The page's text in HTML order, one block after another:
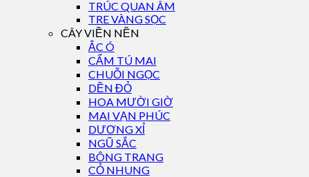
TRÚC QUAN ÂM
TRE VÀNG SỌC
CÂY VIỀN NỀN
ẮC Ó
CẨM TÚ MAI
CHUỖI NGỌC
DỀN ĐỎ
HOA MƯỜI GIỜ
MAI VẠN PHÚC
DƯƠNG XỈ
NGŨ SẮC
BÔNG TRANG
CỎ NHUNG